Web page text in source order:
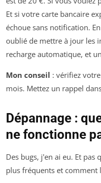
Et si votre carte bancaire
échoue sans notification.
oublié de mettre à jour les
recharge automatique, et
Mon conseil : vérifiez votre
mois. Mettez un rappel
Dépannage :
ne fonctionne
Des bugs, j'en ai eu. Et
plus fréquents et comment